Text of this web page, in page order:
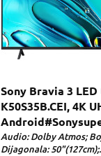
Sony Bravia 3
K50S35B.CEI, 4K
Audio: Dolby Atmos;
Dijagonala: